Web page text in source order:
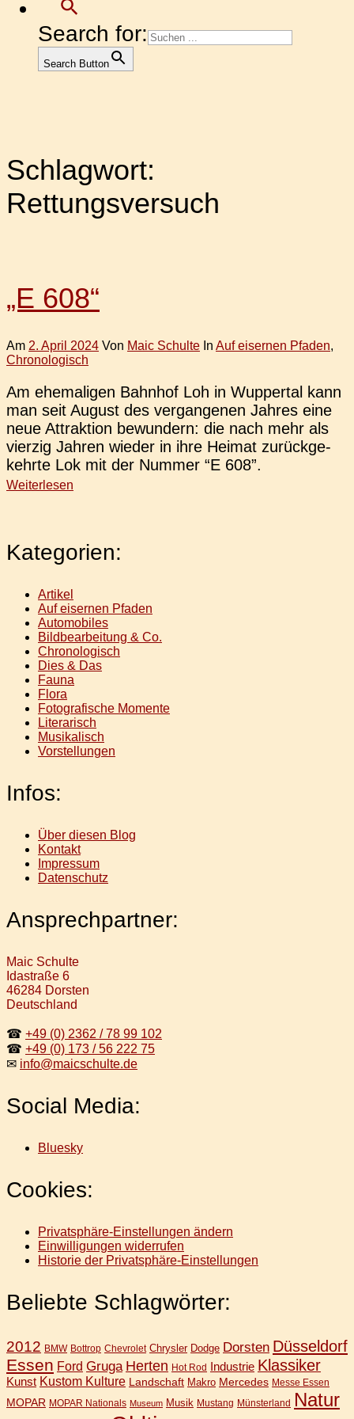
Search for:
Search Button
Schlagwort:
Rettungsversuch
„E 608“
Am 2. April 2024 Von Maic Schulte In Auf eisernen Pfaden,
Chronologisch
Am ehe­ma­li­gen Bahn­hof Loh in Wup­per­tal kann
man seit August des ver­gan­ge­nen Jahres eine
neue Attrak­ti­on bewun­dern: die nach mehr als
vier­zig Jahren wieder in ihre Heimat zurück­ge­
kehr­te Lok mit der Nummer “E 608”.
Weiterlesen
Kategorien:
Artikel
Auf eisernen Pfaden
Automobiles
Bildbearbeitung & Co.
Chronologisch
Dies & Das
Fauna
Flora
Fotografische Momente
Literarisch
Musikalisch
Vorstellungen
Infos:
Über diesen Blog
Kontakt
Impressum
Datenschutz
Ansprechpartner:
Maic Schulte
Idastraße 6
46284 Dorsten
Deutschland
☎ +49 (0) 2362 / 78 99 102
☎ +49 (0) 173 / 56 222 75
✉ info@maicschulte.de
Social Media:
Bluesky
Cookies:
Privatsphäre-Einstellungen ändern
Einwilligungen widerrufen
Historie der Privatsphäre-Einstellungen
Beliebte Schlagwörter:
2012 BMW Bottrop Chevrolet Chrysler Dodge Dorsten Düsseldorf
Essen Ford Gruga Herten Hot Rod Industrie Klassiker
Kunst Kustom Kulture Landschaft Makro Mercedes Messe Essen
MOPAR MOPAR Nationals Museum Musik Mustang Münsterland Natur